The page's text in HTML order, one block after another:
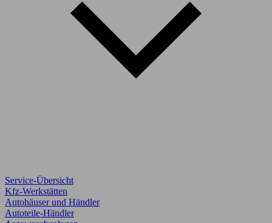
Service-Übersicht
Kfz-Werkstätten
Autohäuser und Händler
Autoteile-Händler